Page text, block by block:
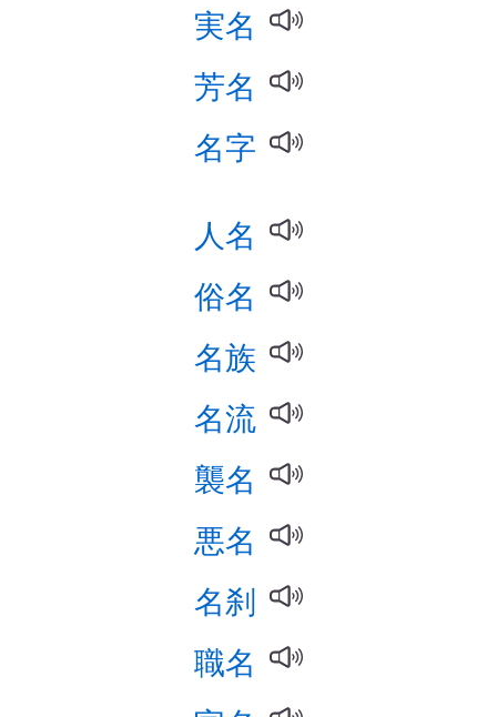
実名
芳名
名字
人名
俗名
名族
名流
襲名
悪名
名刹
職名